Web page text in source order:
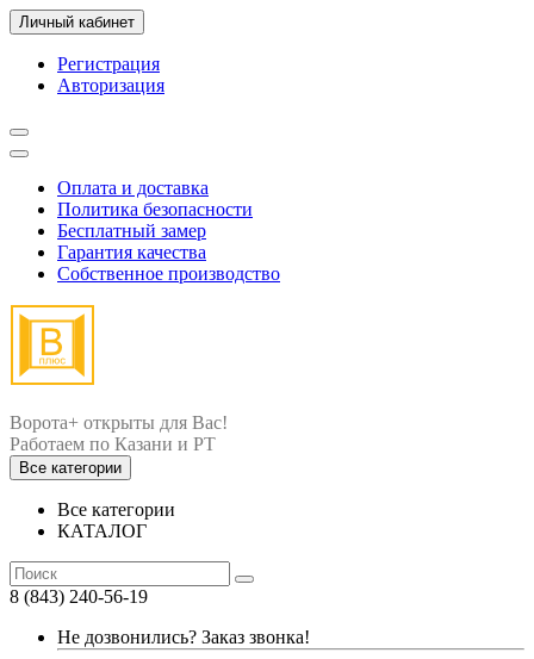
Личный кабинет
Регистрация
Авторизация
Оплата и доставка
Политика безопасности
Бесплатный замер
Гарантия качества
Собственное производство
Ворота+ открыты для Вас!
Все категории
Все категории
КАТАЛОГ
8 (843) 240-56-19
Не дозвонились? Заказ звонка!